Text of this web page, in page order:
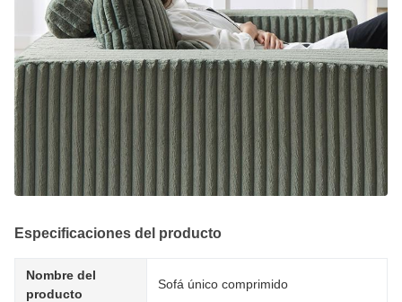
Especificaciones del producto
Nombre del
producto
Sofá único comprimido